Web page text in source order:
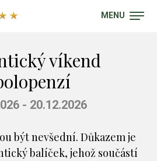
MENU
víkend
- 20.12.2026
být nevšední. Důkazem je
balíček, jehož součástí